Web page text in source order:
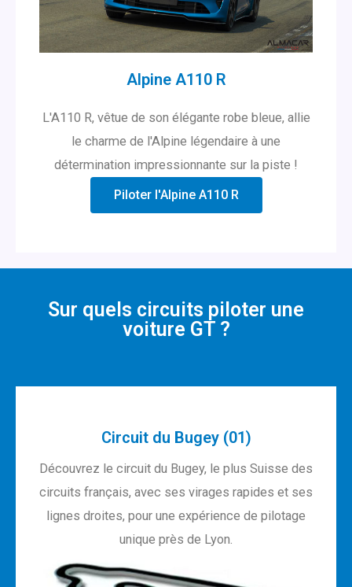
Alpine A110 R
L'A110 R, vêtue de son élégante robe bleue, allie
le charme de l'Alpine légendaire à une
détermination impressionnante sur la piste !
Piloter l'Alpine A110 R
Sur quels circuits piloter une
voiture GT ?
Circuit du Bugey (01)
Découvrez le circuit du Bugey, le plus Suisse des
circuits français, avec ses virages rapides et ses
lignes droites, pour une expérience de pilotage
unique près de Lyon.